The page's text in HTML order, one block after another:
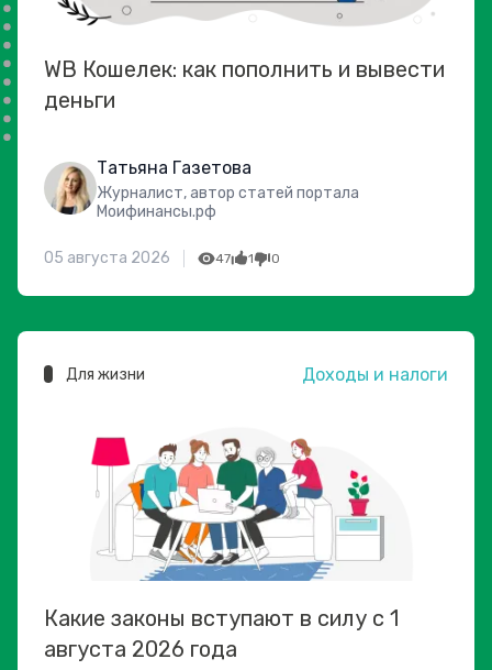
WB Кошелек: как пополнить и вывести
деньги
Татьяна Газетова
Журналист, автор статей портала
Моифинансы.рф
05 августа 2026 47 1 0
Для жизни Доходы и налоги
Какие законы вступают в силу с 1
августа 2026 года